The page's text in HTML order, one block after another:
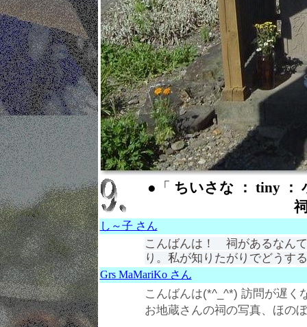
●「 ちいさな ： tiny ：
し～子 さん
こんばんは！ 祠があるなん
り。私が知りたがりでどうす
Grs MaMariKo さん
こんばんは(*^_^*) 訪問が遅く
お地蔵さんの祠の写真、ほの